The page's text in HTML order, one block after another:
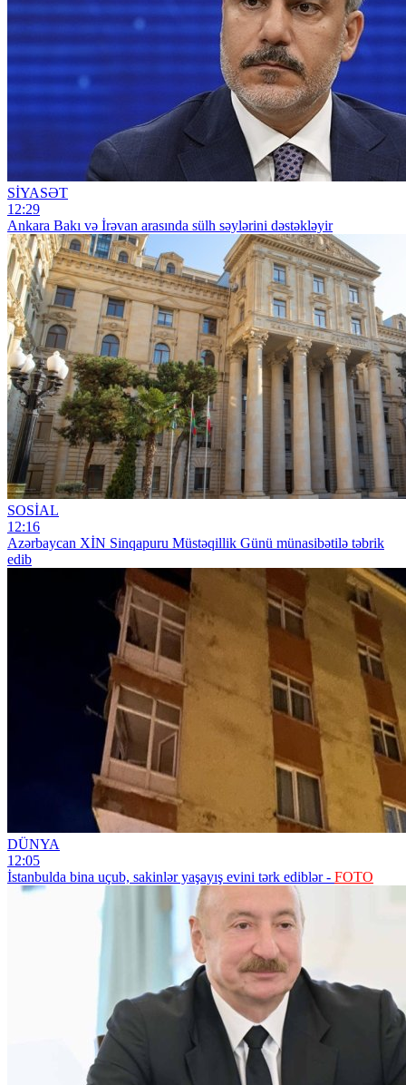
SİYASƏT
12:29
Ankara Bakı və İrəvan arasında sülh səylərini dəstəkləyir
SOSİAL
12:16
Azərbaycan XİN Sinqapuru Müstəqillik Günü münasibətilə təbrik
edib
DÜNYA
12:05
İstanbulda bina uçub, sakinlər yaşayış evini tərk ediblər - FOTO